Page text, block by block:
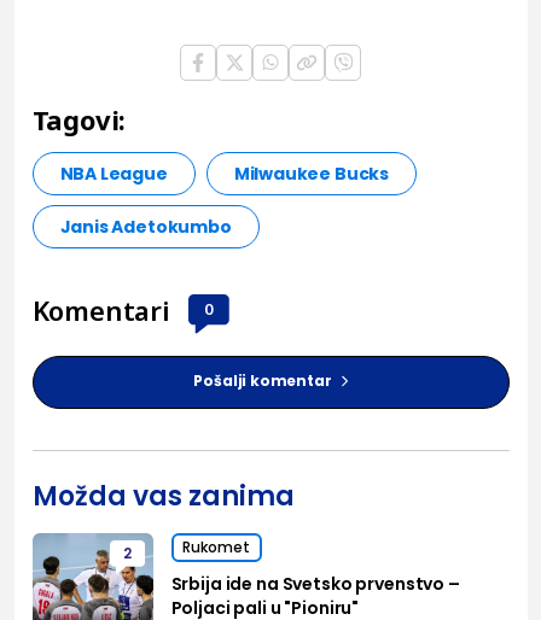
Tagovi:
NBA League Milwaukee Bucks
Janis Adetokumbo
Komentari 0
Pošalji komentar
Možda vas zanima
2 Rukomet
Srbija ide na Svetsko prvenstvo –
Poljaci pali u "Pioniru"